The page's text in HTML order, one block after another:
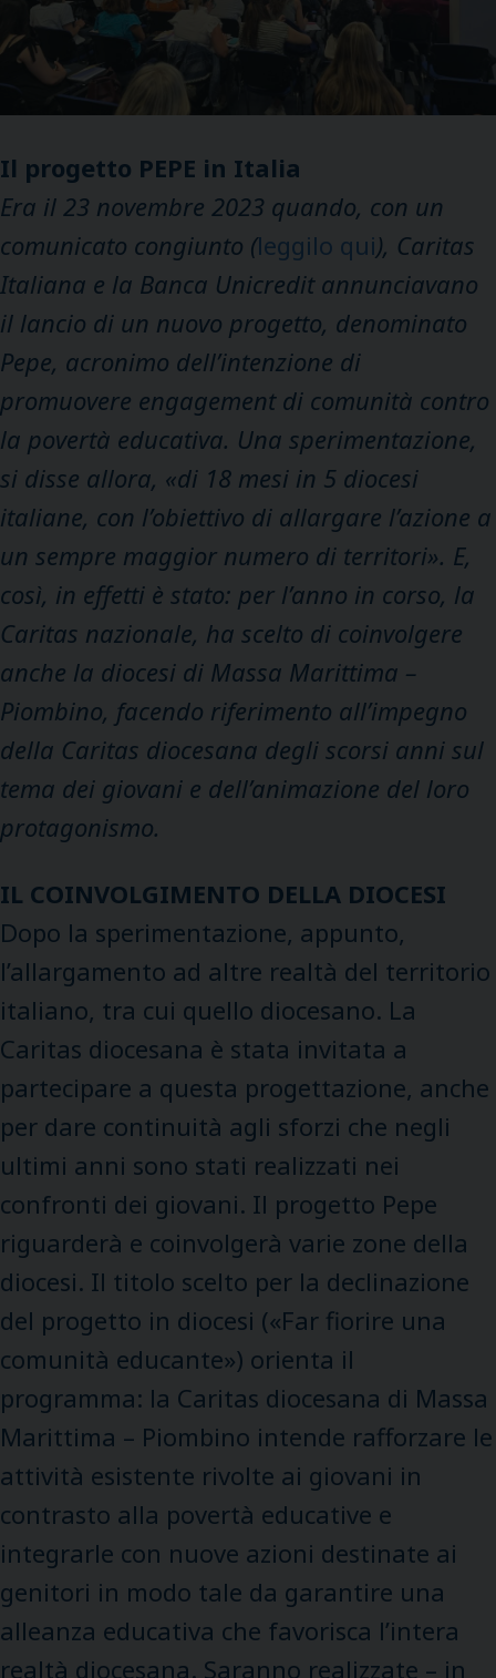
Il progetto PEPE in Italia
Era il 23 novembre 2023 quando, con un
comunicato congiunto (leggilo qui), Caritas
Italiana e la Banca Unicredit annunciavano
il lancio di un nuovo progetto, denominato
Pepe, acronimo dell’intenzione di
promuovere engagement di comunità contro
la povertà educativa. Una sperimentazione,
si disse allora, «di 18 mesi in 5 diocesi
italiane, con l’obiettivo di allargare l’azione a
un sempre maggior numero di territori». E,
così, in effetti è stato: per l’anno in corso, la
Caritas nazionale, ha scelto di coinvolgere
anche la diocesi di Massa Marittima –
Piombino, facendo riferimento all’impegno
della Caritas diocesana degli scorsi anni sul
tema dei giovani e dell’animazione del loro
protagonismo.
IL COINVOLGIMENTO DELLA DIOCESI
Dopo la sperimentazione, appunto,
l’allargamento ad altre realtà del territorio
italiano, tra cui quello diocesano. La
Caritas diocesana è stata invitata a
partecipare a questa progettazione, anche
per dare continuità agli sforzi che negli
ultimi anni sono stati realizzati nei
confronti dei giovani. Il progetto Pepe
riguarderà e coinvolgerà varie zone della
diocesi. Il titolo scelto per la declinazione
del progetto in diocesi («Far fiorire una
comunità educante») orienta il
programma: la Caritas diocesana di Massa
Marittima – Piombino intende rafforzare le
attività esistente rivolte ai giovani in
contrasto alla povertà educative e
integrarle con nuove azioni destinate ai
genitori in modo tale da garantire una
alleanza educativa che favorisca l’intera
realtà diocesana. Saranno realizzate – in